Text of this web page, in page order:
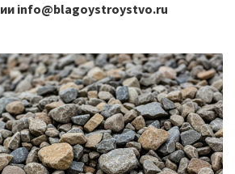
info@blagoystroystvo.ru